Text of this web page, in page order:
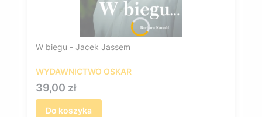
W biegu - Jacek Jassem
WYDAWNICTWO OSKAR
Cena
39,00 zł
Do koszyka